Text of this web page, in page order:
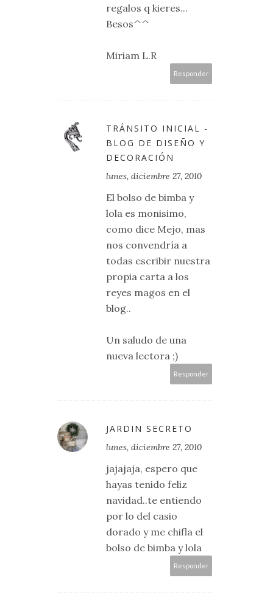
regalos q kieres...
Besos^^
Miriam L.R
Responder
TRÁNSITO INICIAL -
BLOG DE DISEÑO Y
DECORACIÓN
lunes, diciembre 27, 2010
El bolso de bimba y
lola es monisimo,
como dice Mejo, mas
nos convendría a
todas escribir nuestra
propia carta a los
reyes magos en el
blog..
Un saludo de una
nueva lectora ;)
Responder
JARDIN SECRETO
lunes, diciembre 27, 2010
jajajaja, espero que
hayas tenido feliz
navidad..te entiendo
por lo del casio
dorado y me chifla el
bolso de bimba y lola
Responder